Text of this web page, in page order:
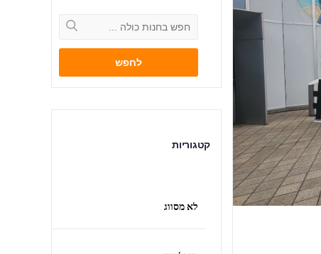
לחפש
קטגוריות
לא מסווג